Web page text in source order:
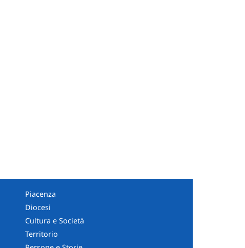
Piacenza
Diocesi
Cultura e Società
Territorio